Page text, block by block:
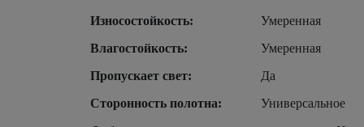
Износостойкость:
Умеренная
Влагостойкость:
Умеренная
Пропускает свет:
Да
Сторонность полотна:
Универсальное